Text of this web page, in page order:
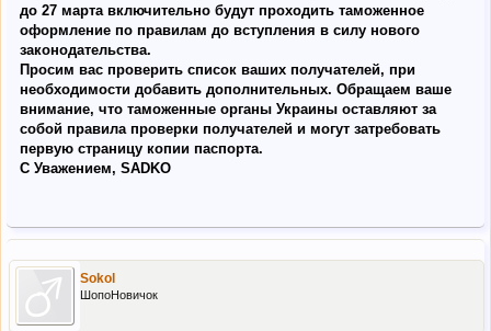
до 27 марта включительно будут проходить таможенное
оформление по правилам до вступления в силу нового
законодательства.
Просим вас проверить список ваших получателей, при
необходимости добавить дополнительных. Обращаем ваше
внимание, что таможенные органы Украины оставляют за
собой правила проверки получателей и могут затребовать
первую страницу копии паспорта.
С Уважением, SADKO
Sokol
ШопоНовичок